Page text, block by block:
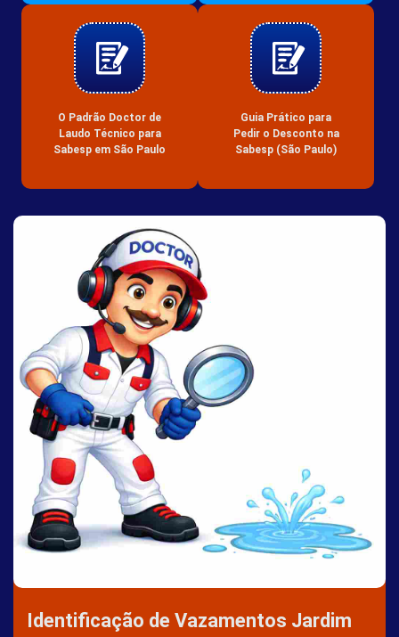
O Padrão Doctor de
Laudo Técnico para
Sabesp em São Paulo
Guia Prático para
Pedir o Desconto na
Sabesp (São Paulo)
Identificação de Vazamentos Jardim